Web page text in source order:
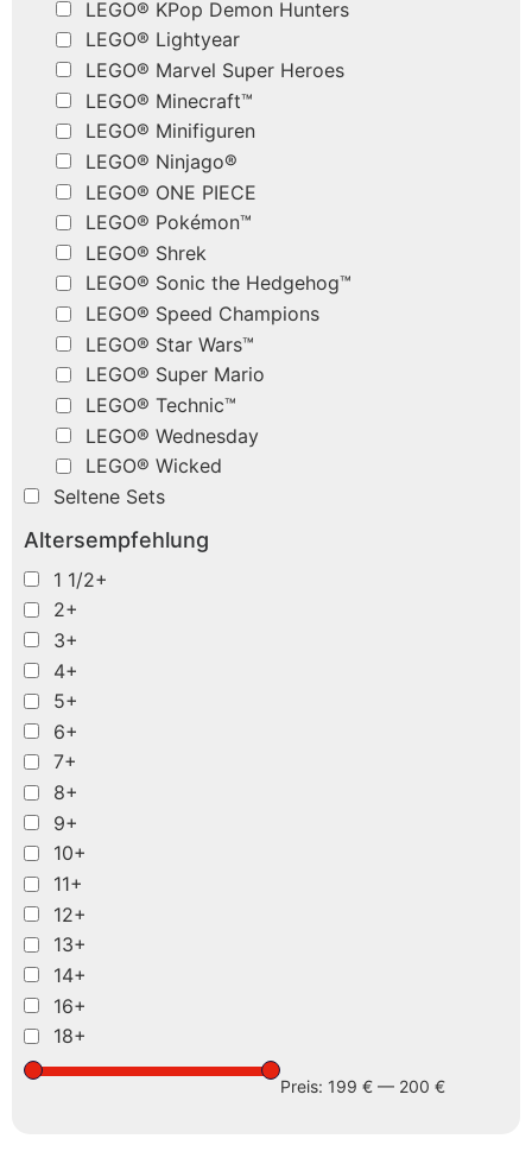
LEGO® KPop Demon Hunters
LEGO® Lightyear
LEGO® Marvel Super Heroes
LEGO® Minecraft™
LEGO® Minifiguren
LEGO® Ninjago®
LEGO® ONE PIECE
LEGO® Pokémon™
LEGO® Shrek
LEGO® Sonic the Hedgehog™
LEGO® Speed Champions
LEGO® Star Wars™
LEGO® Super Mario
LEGO® Technic™
LEGO® Wednesday
LEGO® Wicked
Seltene Sets
Altersempfehlung
1 1/2+
2+
3+
4+
5+
6+
7+
8+
9+
10+
11+
12+
13+
14+
16+
18+
Preis: 199 € — 200 €